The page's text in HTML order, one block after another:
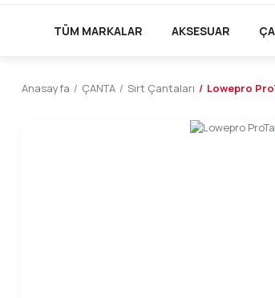
TÜM MARKALAR AKSESUAR
Anasayfa ÇANTA Sırt Çantaları Lowepro